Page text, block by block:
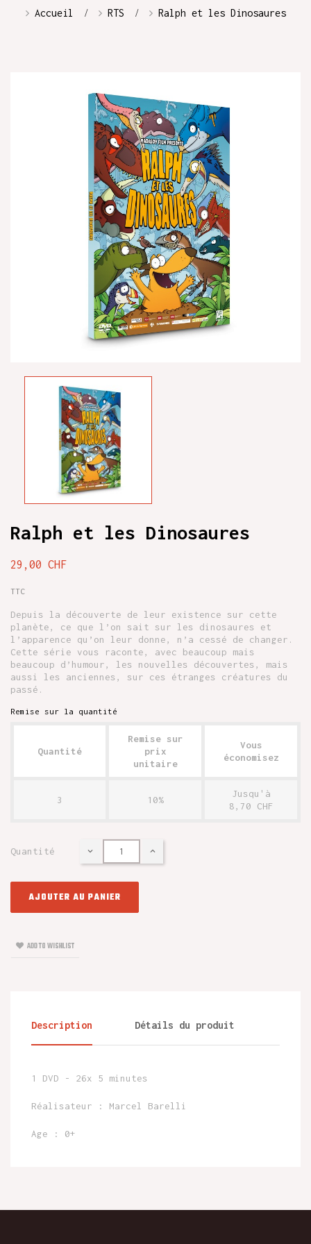
Accueil RTS Ralph et les Dinosaures
Ralph et les Dinosaures
29,00 CHF
TTC
Depuis la découverte de leur existence sur cette
planète, ce que l’on sait sur les dinosaures et
l’apparence qu’on leur donne, n’a cessé de changer.
Cette série vous raconte, avec beaucoup mais
beaucoup d’humour, les nouvelles découvertes, mais
aussi les anciennes, sur ces étranges créatures du
passé.
Remise sur la quantité
Quantité
Remise sur
prix
unitaire
Vous
économisez
3 10%
Jusqu'à
8,70 CHF
Quantité
AJOUTER AU PANIER
ADD TO WISHLIST
Description Détails du produit
1 DVD - 26x 5 minutes
Réalisateur : Marcel Barelli
Age : 0+